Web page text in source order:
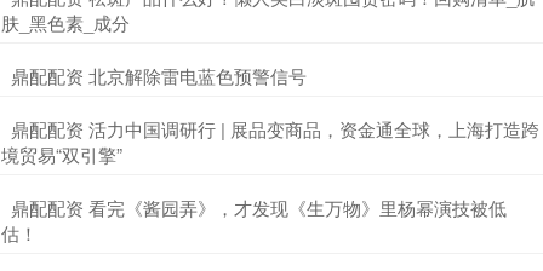
肤_黑色素_成分
​鼎配配资 北京解除雷电蓝色预警信号
​鼎配配资 活力中国调研行 | 展品变商品，资金通全球，上海打造跨
境贸易“双引擎”
​鼎配配资 看完《酱园弄》，才发现《生万物》里杨幂演技被低
估！